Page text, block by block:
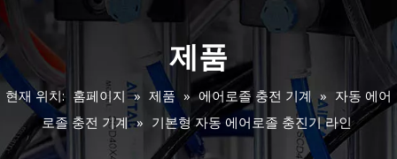
제품
현재 위치: 홈페이지 » 제품 » 에어로졸 충전 기계 » 자동 에어
로졸 충전 기계 » 기본형 자동 에어로졸 충진기 라인